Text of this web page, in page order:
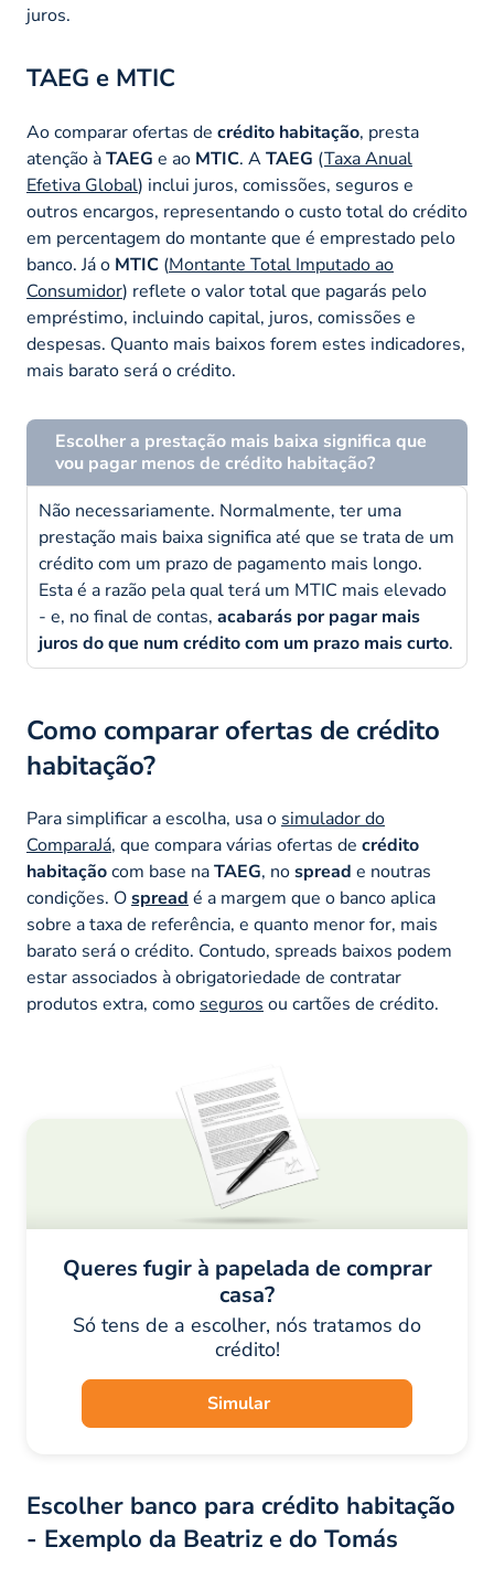
juros.
TAEG e MTIC
Ao comparar ofertas de crédito habitação, presta
atenção àTAEG e ao MTIC. ATAEG (Taxa Anual
Efetiva Global) inclui juros, comissões, seguros e
outros encargos, representando o custo total do crédito
em percentagem do montante que é emprestado pelo
banco. Já o MTIC (Montante Total Imputado ao
Consumidor) reflete o valor total que pagarás pelo
empréstimo, incluindo capital, juros, comissões e
despesas. Quanto mais baixos forem estes indicadores,
mais barato será o crédito.
Escolher a prestação mais baixa significa que
vou pagar menos de crédito habitação?
Não necessariamente. Normalmente, ter uma
prestação mais baixa significa até que se trata de um
crédito com um prazo de pagamento mais longo.
Esta é a razão pela qual terá um MTIC mais elevado
- e, no final de contas, acabarás por pagar mais
juros do que num crédito com um prazo mais curto.
Como comparar ofertas de crédito
habitação?
Para simplificar a escolha, usa o simulador do
ComparaJá, que compara várias ofertas de crédito
habitaçãocom base naTAEG, nospread e noutras
condições. Ospread é a margem que o banco aplica
sobre a taxa de referência, e quanto menor for, mais
barato será o crédito. Contudo, spreads baixos podem
estar associados à obrigatoriedade de contratar
produtos extra, como seguros ou cartões de crédito.
Queres fugir à papelada de comprar
casa?
Só tens de a escolher, nós tratamos do
crédito!
Simular
Escolher banco para crédito habitação
- Exemplo da Beatriz e do Tomás